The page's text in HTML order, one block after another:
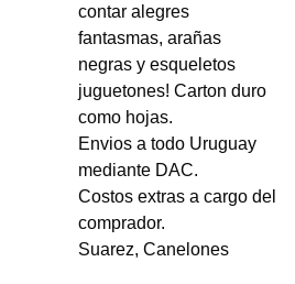
contar alegres
fantasmas, arañas
negras y esqueletos
juguetones! Carton duro
como hojas.
Envios a todo Uruguay
mediante DAC.
Costos extras a cargo del
comprador.
Suarez, Canelones